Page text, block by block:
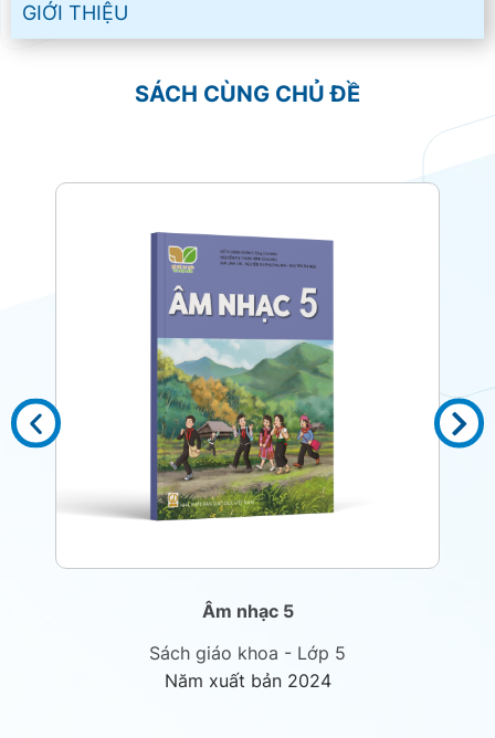
GIỚI THIỆU
SÁCH CÙNG CHỦ ĐỀ
Âm nhạc 5
Sách giáo khoa - Lớp 5
Năm xuất bản 2024